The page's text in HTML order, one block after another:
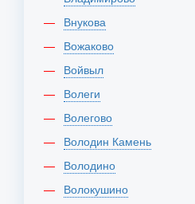
Внукова
Вожаково
Войвыл
Волеги
Волегово
Володин Камень
Володино
Волокушино